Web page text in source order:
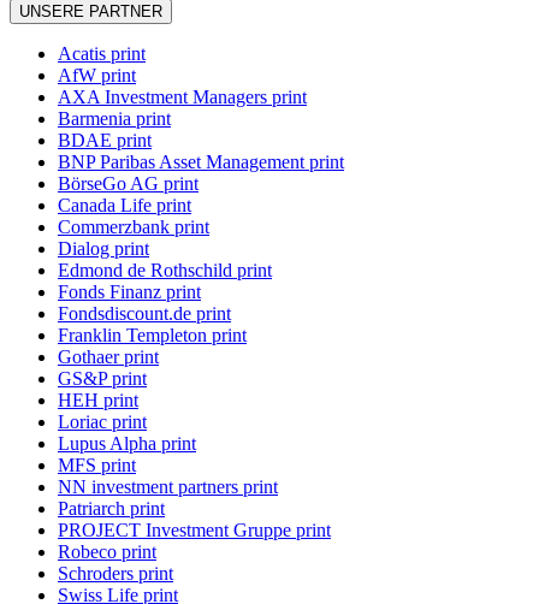
UNSERE PARTNER
Acatis print
AfW print
AXA Investment Managers print
Barmenia print
BDAE print
BNP Paribas Asset Management print
BörseGo AG print
Canada Life print
Commerzbank print
Dialog print
Edmond de Rothschild print
Fonds Finanz print
Fondsdiscount.de print
Franklin Templeton print
Gothaer print
GS&P print
HEH print
Loriac print
Lupus Alpha print
MFS print
NN investment partners print
Patriarch print
PROJECT Investment Gruppe print
Robeco print
Schroders print
Swiss Life print